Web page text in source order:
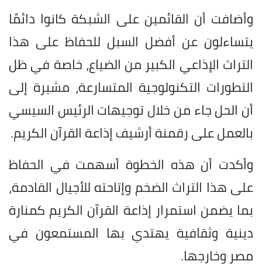
وأضافت أن القائمين على الشبكة كانوا دائمًا
يتساءلون عن أفضل السبل للحفاظ على هذا
التراث الإذاعي الكبير من الضياع، خاصة في ظل
التطورات التكنولوجية المتسارعة، مشيرة إلى
أن الحل جاء من خلال توجيهات الرئيس السيسي
بالعمل على رقمنة أرشيف إذاعة القرآن الكريم.
وأكدت أن هذه الخطوة أسهمت في الحفاظ
على هذا التراث الضخم وإتاحته للأجيال القادمة،
بما يضمن استمرار إذاعة القرآن الكريم كمنارة
دينية وثقافية يهتدي بها المستمعون في
مصر وخارجها.